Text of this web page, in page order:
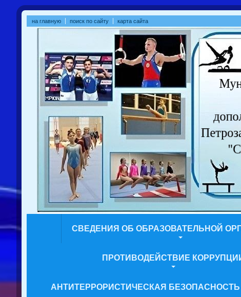
на главную поиск по сайту карта сайта
СВЕДЕНИЯ ОБ ОБРАЗОВАТЕЛЬНОЙ
ПРОТИВОДЕЙСТВИЕ
АНТИТЕРРОРИСТИЧЕСКАЯ БЕЗОПАСНОСТЬ